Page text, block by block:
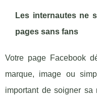
Les internautes ne
pages sans fans
Votre page Facebook
marque, image ou
important de soigner